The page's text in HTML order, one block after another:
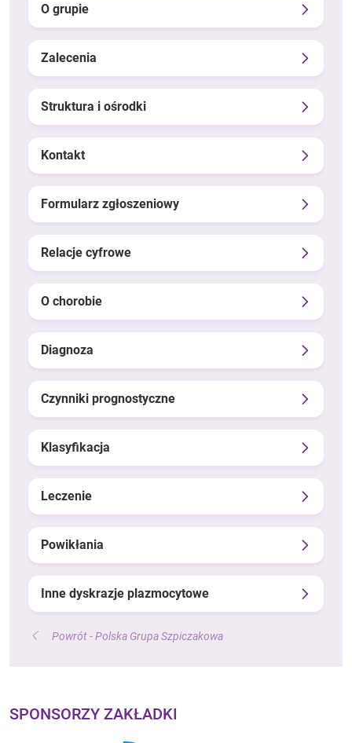
O grupie
Zalecenia
Struktura i ośrodki
Kontakt
Formularz zgłoszeniowy
Relacje cyfrowe
O chorobie
Diagnoza
Czynniki prognostyczne
Klasyfikacja
Leczenie
Powikłania
Inne dyskrazje plazmocytowe
Powrót - Polska Grupa Szpiczakowa
SPONSORZY ZAKŁADKI